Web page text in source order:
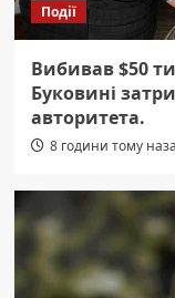
Події
Вибивав $50
Буковині
авторитета.
8 години тому